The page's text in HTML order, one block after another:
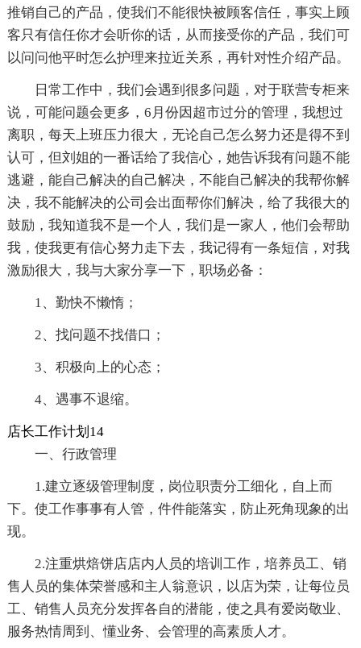
推销自己的产品，使我们不能很快被顾客信任，事实上顾
客只有信任你才会听你的话，从而接受你的产品，我们可
以问问他平时怎么护理来拉近关系，再针对性介绍产品。
日常工作中，我们会遇到很多问题，对于联营专柜来
说，可能问题会更多，6月份因超市过分的管理，我想过
离职，每天上班压力很大，无论自己怎么努力还是得不到
认可，但刘姐的一番话给了我信心，她告诉我有问题不能
逃避，能自己解决的自己解决，不能自己解决的我帮你解
决，我不能解决的公司会出面帮你们解决，给了我很大的
鼓励，我知道我不是一个人，我们是一家人，他们会帮助
我，使我更有信心努力走下去，我记得有一条短信，对我
激励很大，我与大家分享一下，职场必备：
1、勤快不懒惰；
2、找问题不找借口；
3、积极向上的心态；
4、遇事不退缩。
店长工作计划14
一、行政管理
1.建立逐级管理制度，岗位职责分工细化，自上而
下。使工作事事有人管，件件能落实，防止死角现象的出
现。
2.注重烘焙饼店店内人员的培训工作，培养员工、销
售人员的集体荣誉感和主人翁意识，以店为荣，让每位员
工、销售人员充分发挥各自的潜能，使之具有爱岗敬业、
服务热情周到、懂业务、会管理的高素质人才。